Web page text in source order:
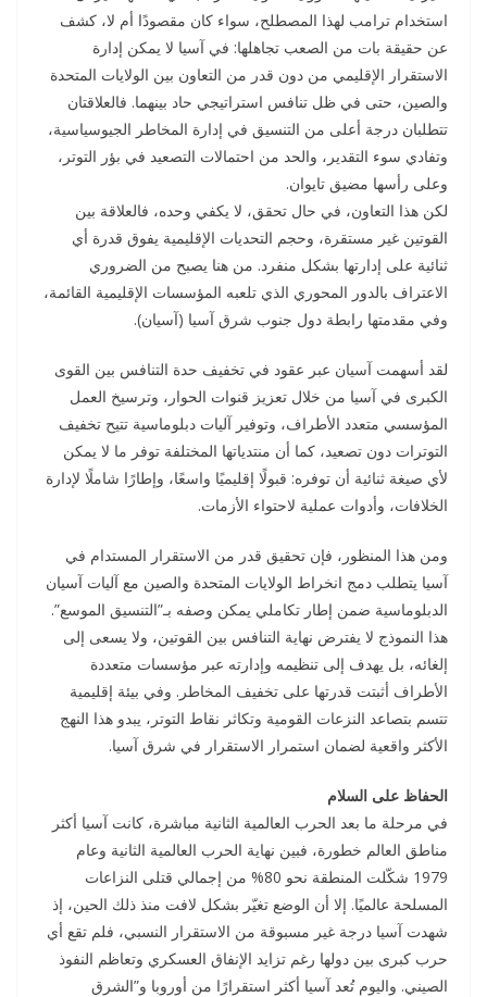
استخدام ترامب لهذا المصطلح، سواء كان مقصودًا أم لا، كشف
عن حقيقة بات من الصعب تجاهلها: في آسيا لا يمكن إدارة
الاستقرار الإقليمي من دون قدر من التعاون بين الولايات المتحدة
والصين، حتى في ظل تنافس استراتيجي حاد بينهما. فالعلاقتان
تتطلبان درجة أعلى من التنسيق في إدارة المخاطر الجيوسياسية،
وتفادي سوء التقدير، والحد من احتمالات التصعيد في بؤر التوتر،
وعلى رأسها مضيق تايوان.
لكن هذا التعاون، في حال تحقق، لا يكفي وحده، فالعلاقة بين
القوتين غير مستقرة، وحجم التحديات الإقليمية يفوق قدرة أي
ثنائية على إدارتها بشكل منفرد. من هنا يصبح من الضروري
الاعتراف بالدور المحوري الذي تلعبه المؤسسات الإقليمية القائمة،
وفي مقدمتها رابطة دول جنوب شرق آسيا (آسيان).
لقد أسهمت آسيان عبر عقود في تخفيف حدة التنافس بين القوى
الكبرى في آسيا من خلال تعزيز قنوات الحوار، وترسيخ العمل
المؤسسي متعدد الأطراف، وتوفير آليات دبلوماسية تتيح تخفيف
التوترات دون تصعيد، كما أن منتدياتها المختلفة توفر ما لا يمكن
لأي صيغة ثنائية أن توفره: قبولًا إقليميًا واسعًا، وإطارًا شاملًا لإدارة
الخلافات، وأدوات عملية لاحتواء الأزمات.
ومن هذا المنظور، فإن تحقيق قدر من الاستقرار المستدام في
آسيا يتطلب دمج انخراط الولايات المتحدة والصين مع آليات آسيان
الدبلوماسية ضمن إطار تكاملي يمكن وصفه بـ”التنسيق الموسع”.
هذا النموذج لا يفترض نهاية التنافس بين القوتين، ولا يسعى إلى
إلغائه، بل يهدف إلى تنظيمه وإدارته عبر مؤسسات متعددة
الأطراف أثبتت قدرتها على تخفيف المخاطر. وفي بيئة إقليمية
تتسم بتصاعد النزعات القومية وتكاثر نقاط التوتر، يبدو هذا النهج
الأكثر واقعية لضمان استمرار الاستقرار في شرق آسيا.
الحفاظ على السلام
في مرحلة ما بعد الحرب العالمية الثانية مباشرة، كانت آسيا أكثر
مناطق العالم خطورة، فبين نهاية الحرب العالمية الثانية وعام
1979 شكّلت المنطقة نحو 80% من إجمالي قتلى النزاعات
المسلحة عالميًا. إلا أن الوضع تغيّر بشكل لافت منذ ذلك الحين، إذ
شهدت آسيا درجة غير مسبوقة من الاستقرار النسبي، فلم تقع أي
حرب كبرى بين دولها رغم تزايد الإنفاق العسكري وتعاظم النفوذ
الصيني. واليوم تُعد آسيا أكثر استقرارًا من أوروبا و”الشرق